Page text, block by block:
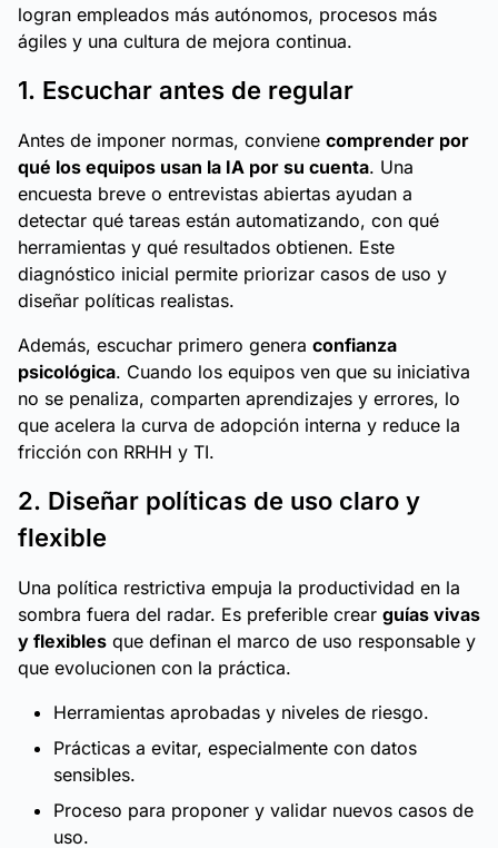
logran empleados más autónomos, procesos más
ágiles y una cultura de mejora continua.
1. Escuchar antes de regular
Antes de imponer normas, conviene comprender por
qué los equipos usan la IA por su cuenta. Una
encuesta breve o entrevistas abiertas ayudan a
detectar qué tareas están automatizando, con qué
herramientas y qué resultados obtienen. Este
diagnóstico inicial permite priorizar casos de uso y
diseñar políticas realistas.
Además, escuchar primero genera confianza
psicológica. Cuando los equipos ven que su iniciativa
no se penaliza, comparten aprendizajes y errores, lo
que acelera la curva de adopción interna y reduce la
fricción con RRHH y TI.
2. Diseñar políticas de uso claro y
flexible
Una política restrictiva empuja la productividad en la
sombra fuera del radar. Es preferible crear guías vivas
y flexibles que definan el marco de uso responsable y
que evolucionen con la práctica.
Herramientas aprobadas y niveles de riesgo.
Prácticas a evitar, especialmente con datos
sensibles.
Proceso para proponer y validar nuevos casos de
uso.